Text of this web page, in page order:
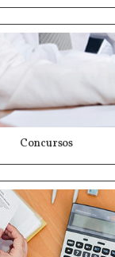
Concursos